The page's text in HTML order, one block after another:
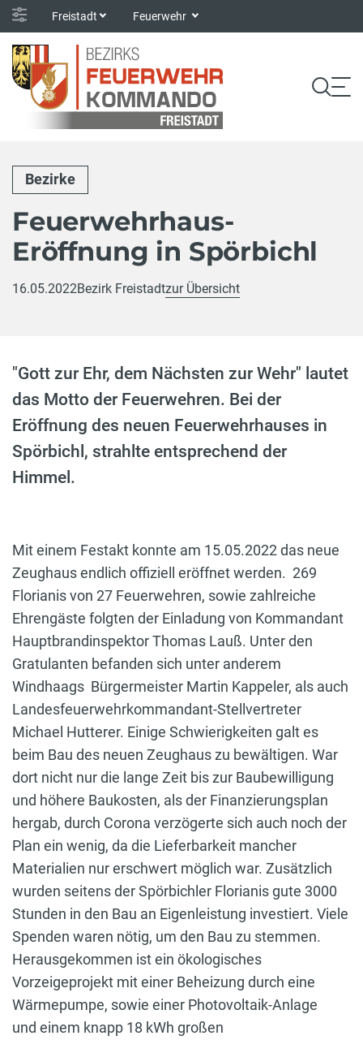
Freistadt Feuerwehr
Bezirke
Feuerwehrhaus-
Eröffnung in Spörbichl
16.05.2022Bezirk Freistadtzur Übersicht
"Gott zur Ehr, dem Nächsten zur Wehr" lautet
das Motto der Feuerwehren. Bei der
Eröffnung des neuen Feuerwehrhauses in
Spörbichl, strahlte entsprechend der
Himmel.
Mit einem Festakt konnte am 15.05.2022 das neue
Zeughaus endlich offiziell eröffnet werden. 269
Florianis von 27 Feuerwehren, sowie zahlreiche
Ehrengäste folgten der Einladung von Kommandant
Hauptbrandinspektor Thomas Lauß. Unter den
Gratulanten befanden sich unter anderem
Windhaags Bürgermeister Martin Kappeler, als auch
Landesfeuerwehrkommandant-Stellvertreter
Michael Hutterer. Einige Schwierigkeiten galt es
beim Bau des neuen Zeughaus zu bewältigen. War
dort nicht nur die lange Zeit bis zur Baubewilligung
und höhere Baukosten, als der Finanzierungsplan
hergab, durch Corona verzögerte sich auch noch der
Plan ein wenig, da die Lieferbarkeit mancher
Materialien nur erschwert möglich war. Zusätzlich
wurden seitens der Spörbichler Florianis gute 3000
Stunden in den Bau an Eigenleistung investiert. Viele
Spenden waren nötig, um den Bau zu stemmen.
Herausgekommen ist ein ökologisches
Vorzeigeprojekt mit einer Beheizung durch eine
Wärmepumpe, sowie einer Photovoltaik-Anlage
und einem knapp 18 kWh großen